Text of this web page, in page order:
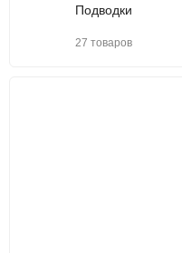
Подводки
27 товаров